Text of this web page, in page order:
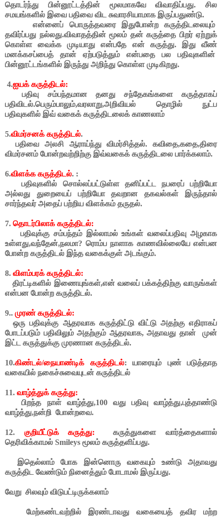
தொடர்ந்து
பின்னூட்டத்தின் மூலமாகவே விவாதிப்பது. சில
சமயங்களில் இவை பதிவை விட சுவாரசியாமாக இருப்பதுண்டு.
என்னைப்
பொருத்தவரை இதுபோன்ற
கருத்திடலையும்
தவிர்ப்பது நல்லது.விவாதத்தின் மூலம் தன் கருத்தை பிறர் ஏற்றுக்
கொள்ள
வைக்க முடியாது என்பதே என் கருத்து. இது
வீண்
மனக்கசப்பைத்
தான் ஏற்படுத்தும் என்பதை பல
பதிவுகளின்
பின்னூட்டங்களில் இருந்து அறிந்து கொள்ள முடிகிறது.
4.ஐயக் கருத்திடல்:
பதிவு சம்பந்தமான தனது சந்தேகங்களை கருத்தாகப்
பதிவிடல்.பெரும்பாலும்,வரலாறு,அறிவியல் தொழில் நுட்ப
பதிவுகளில் இவ் வகைக் கருத்திடலைக் காணலாம்
5.விமர்சனக் கருத்திடல்.
பதிவை அலசி ஆராய்ந்து விமர்சித்தல். கவிதை,கதை,திரை
விமர்சனம் போன்றவற்றிற்கு இவ்வகைக் கருத்திடலை பார்க்கலாம்.
6.விளக்க கருத்திடல். :
பதிவுகளில் சொல்லப்பட்டுள்ள தனிப்பட்ட நபரைப் பற்றியோ
அல்லது துறையைப் பற்றியோ தவறான தகவல்கள் இருந்தால்
சார்ந்தவர் அதைப் பற்றிய விளக்கம் தருதல்.
7. தொடர்பிலாக் கருத்திடல்:
பதிவுக்கு சம்பந்தம் இல்லாமல் உங்கள் வலைப்பதிவு அழகாக
உள்ளது,வந்தேன்,நலமா? ரொம்ப நாளாக காணவில்லையே என்பன
போன்ற கருத்திடல் இந்த வகைக்குள் அடங்கும்.
8. விளம்பரக் கருத்திடல்:
திரட்டிகளில் இணையுங்கள்,என் வலைப் பக்கத்திற்கு வாருங்கள்
என்பன போன்ற கருத்திடல்.
9.. முரண் கருத்திடல்:
ஒரு பதிவுக்கு ஆதரவாக கருத்திட்டு விட்டு அதற்கு எதிராகப்
போடப்படும் பதிவிலும் அதற்கும் ஆதரவாக, அதாவது தான்
முன்
இட்ட கருத்துக்கு முரணான கருத்திடல்.
10.கிண்டல்/நையாண்டிக் கருத்திடல்: யாரையும் புண் படுத்தாத
வகையில் நகைச்சுவையுடன் கருத்திடல்
11. வாழ்த்துக் கருத்து:
பிறந்த நாள் வாழ்த்து,100 வது பதிவு வாழ்த்து,புத்தாண்டு
வாழ்த்து,நன்றி போன்றவை.
12. குறியீட்டுக் கருத்து: கருத்துகளை வார்த்தைகளால்
தெரிவிக்காமல் Smileys மூலம் கருத்தளிப்பது.
இதெல்லாம் போக இன்னொரு வகையும் உண்டு அதாவது
கருத்திட வேண்டும் நினைத்தும் போடாமல் இருப்பது.
வேறு சிலவும் விடுபட்டிருக்கலாம்
மேற்கண்டவற்றில் இரண்டாவது வகையைத் தவிர மற்ற